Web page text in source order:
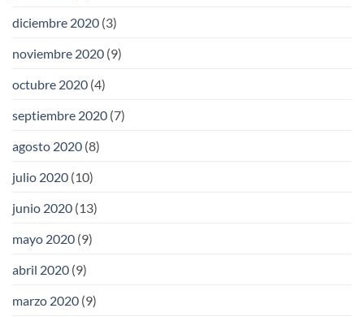
diciembre 2020 (3)
noviembre 2020 (9)
octubre 2020 (4)
septiembre 2020 (7)
agosto 2020 (8)
julio 2020 (10)
junio 2020 (13)
mayo 2020 (9)
abril 2020 (9)
marzo 2020 (9)